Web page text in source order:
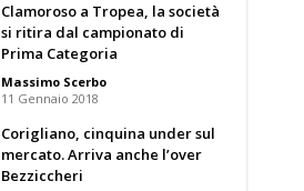
Clamoroso a Tropea, la società
si ritira dal campionato di
Prima Categoria
Massimo Scerbo
11 Gennaio 2018
Corigliano, cinquina under sul
mercato. Arriva anche l’over
Bezziccheri